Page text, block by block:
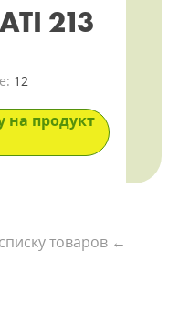
213
12
на продукт
товаров ←